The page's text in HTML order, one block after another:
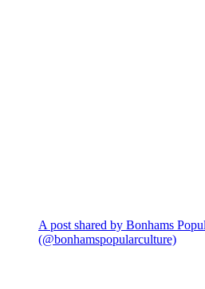
A post shared by Bonhams
(@bonhamspopularculture)